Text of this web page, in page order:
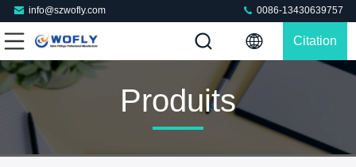
info@szwofly.com 0086-13430639757
Citation
Produits